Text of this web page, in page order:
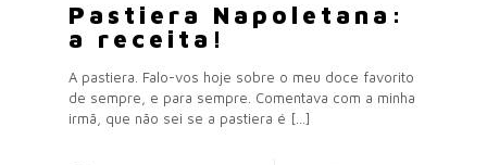
Pastiera Napoletana:
a receita!
A pastiera. Falo-vos hoje sobre o meu doce favorito
de sempre, e para sempre. Comentava com a minha
irmã, que não sei se a pastiera é […]